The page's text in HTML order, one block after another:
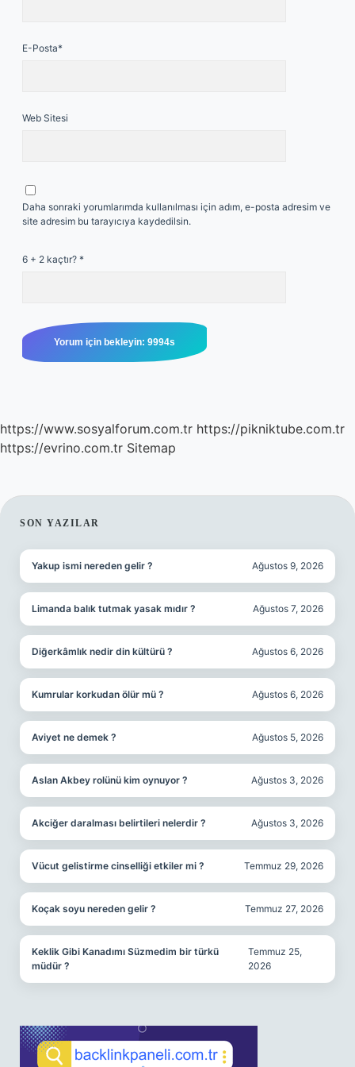
E-Posta*
Web Sitesi
Daha sonraki yorumlarımda kullanılması için adım, e-posta adresim ve
site adresim bu tarayıcıya kaydedilsin.
6 + 2 kaçtır? *
https://www.sosyalforum.com.tr https://pikniktube.com.tr
https://evrino.com.tr Sitemap
SIDEBAR
SON YAZILAR
Yakup ismi nereden gelir ? Ağustos 9, 2026
Limanda balık tutmak yasak mıdır ? Ağustos 7, 2026
Diğerkâmlık nedir din kültürü ? Ağustos 6, 2026
Kumrular korkudan ölür mü ? Ağustos 6, 2026
Aviyet ne demek ? Ağustos 5, 2026
Aslan Akbey rolünü kim oynuyor ? Ağustos 3, 2026
Akciğer daralması belirtileri nelerdir ? Ağustos 3, 2026
Vücut gelistirme cinselliği etkiler mi ? Temmuz 29, 2026
Koçak soyu nereden gelir ? Temmuz 27, 2026
Keklik Gibi Kanadımı Süzmedim bir türkü
müdür ?
Temmuz 25,
2026